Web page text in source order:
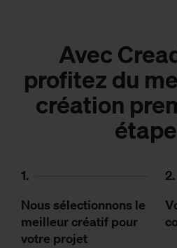
Avec
profitez du
création
1.
Nous sélectionnons le
meilleur créatif pour
votre projet
2.